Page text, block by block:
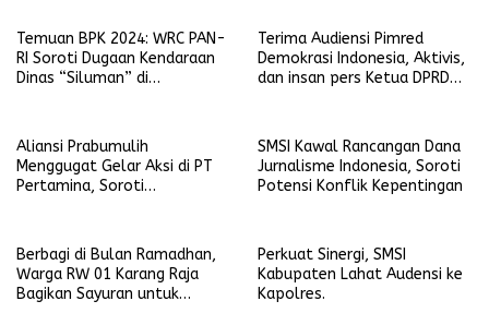
Temuan BPK 2024: WRC PAN-
RI Soroti Dugaan Kendaraan
Dinas “Siluman” di
Terima Audiensi Pimred
Demokrasi Indonesia, Aktivis,
dan insan pers Ketua DPRD
Aliansi Prabumulih
Menggugat Gelar Aksi di PT
Pertamina, Soroti
SMSI Kawal Rancangan Dana
Jurnalisme Indonesia, Soroti
Potensi Konflik Kepentingan
Berbagi di Bulan Ramadhan,
Warga RW 01 Karang Raja
Bagikan Sayuran untuk
Perkuat Sinergi, SMSI
Kabupaten Lahat Audensi ke
Kapolres.